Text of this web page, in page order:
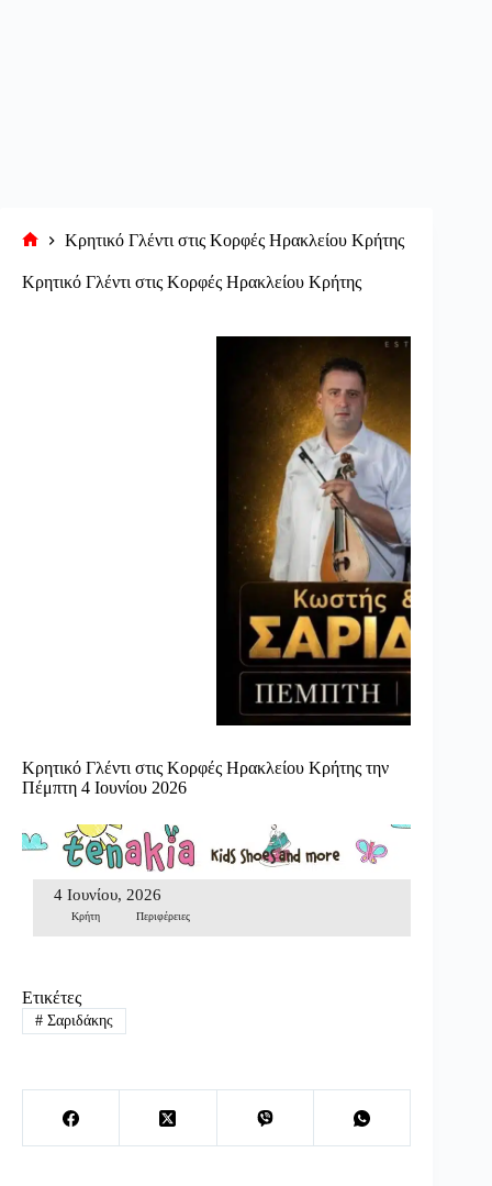
σελίδα
Κρητικό Γλέντι στις Κορφές Ηρακλείου Κρήτης
Κρητικό Γλέντι στις Κορφές Ηρακλείου Κρήτης
Κρητικό Γλέντι στις Κορφές Ηρακλείου Κρήτης την
Πέμπτη 4 Ιουνίου 2026
4 Ιουνίου, 2026
Κρήτη Περιφέρειες
Ετικέτες
#Σαριδάκης